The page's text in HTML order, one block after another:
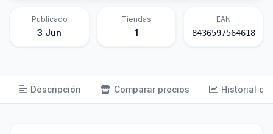
Publicado
3 Jun
Tiendas
1
EAN
8436597564618
Descripción Comparar precios Historial de